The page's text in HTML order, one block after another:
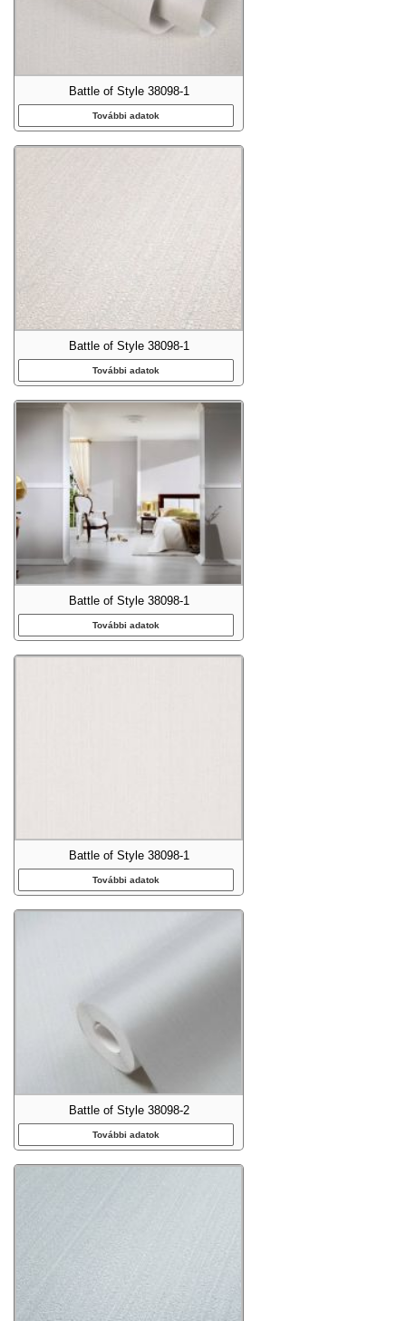
Battle of Style 38098-1
További adatok
Battle of Style 38098-1
További adatok
Battle of Style 38098-1
További adatok
Battle of Style 38098-1
További adatok
Battle of Style 38098-2
További adatok